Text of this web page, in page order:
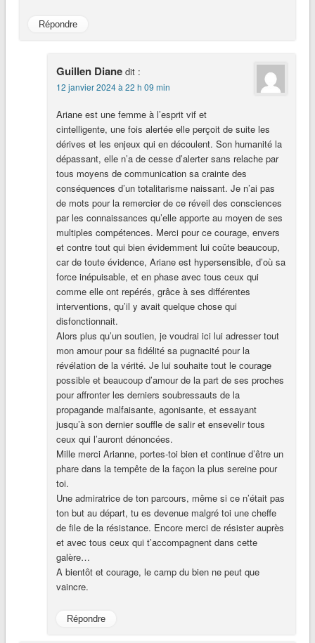
Répondre
Guillen Diane dit :
12 janvier 2024 à 22 h 09 min
Ariane est une femme à l’esprit vif et
cintelligente, une fois alertée elle perçoit de suite les
dérives et les enjeux qui en découlent. Son humanité la
dépassant, elle n’a de cesse d’alerter sans relache par
tous moyens de communication sa crainte des
conséquences d’un totalitarisme naissant. Je n’ai pas
de mots pour la remercier de ce réveil des consciences
par les connaissances qu’elle apporte au moyen de ses
multiples compétences. Merci pour ce courage, envers
et contre tout qui bien évidemment lui coûte beaucoup,
car de toute évidence, Ariane est hypersensible, d’où sa
force inépuisable, et en phase avec tous ceux qui
comme elle ont repérés, grâce à ses différentes
interventions, qu’il y avait quelque chose qui
disfonctionnait.
Alors plus qu’un soutien, je voudrai ici lui adresser tout
mon amour pour sa fidélité sa pugnacité pour la
révélation de la vérité. Je lui souhaite tout le courage
possible et beaucoup d’amour de la part de ses proches
pour affronter les derniers soubressauts de la
propagande malfaisante, agonisante, et essayant
jusqu’à son dernier souffle de salir et ensevelir tous
ceux qui l’auront dénoncées.
Mille merci Arianne, portes-toi bien et continue d’être un
phare dans la tempête de la façon la plus sereine pour
toi.
Une admiratrice de ton parcours, même si ce n’était pas
ton but au départ, tu es devenue malgré toi une cheffe
de file de la résistance. Encore merci de résister auprès
et avec tous ceux qui t’accompagnent dans cette
galère…
A bientôt et courage, le camp du bien ne peut que
vaincre.
Répondre